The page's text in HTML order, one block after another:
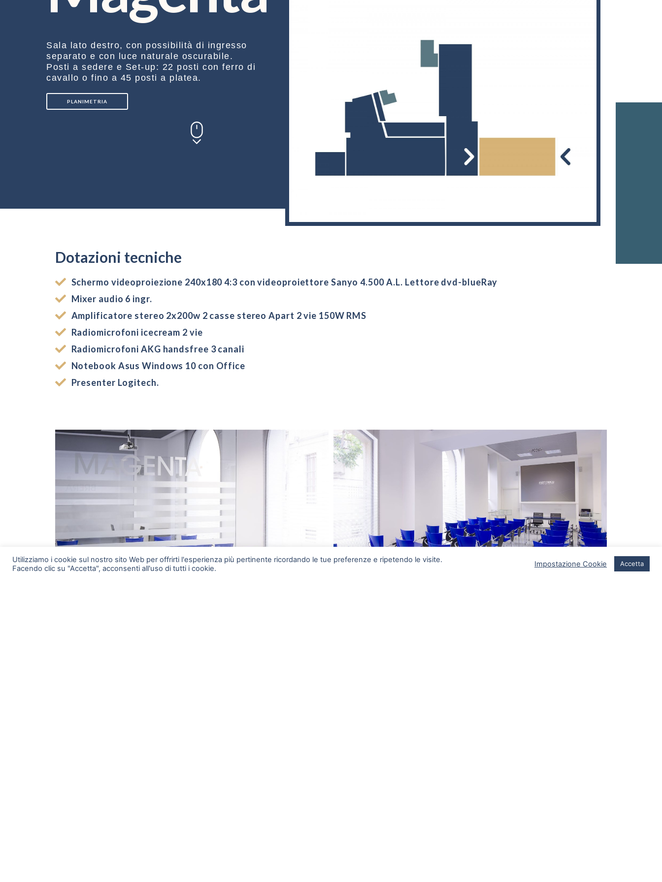
Sala lato destro, con possibilità di ingresso
separato e con luce naturale oscurabile.
Posti a sedere e Set-up: 22 posti con ferro di
cavallo o fino a 45 posti a platea.
PLANIMETRIA
Dotazioni tecniche
Schermo videoproiezione 240x180 4:3 con videoproiettore Sanyo 4.500 A.L. Lettore dvd-blueRay
Mixer audio 6 ingr.
Amplificatore stereo 2x200w 2 casse stereo Apart 2 vie 150W RMS
Radiomicrofoni icecream 2 vie
Radiomicrofoni AKG handsfree 3 canali
Notebook Asus Windows 10 con Office
Presenter Logitech.
Utilizziamo i cookie sul nostro sito Web per offrirti l'esperienza più pertinente ricordando le tue preferenze e ripetendo le visite.
Facendo clic su "Accetta", acconsenti all'uso di tutti i cookie.
Impostazione Cookie Accetta